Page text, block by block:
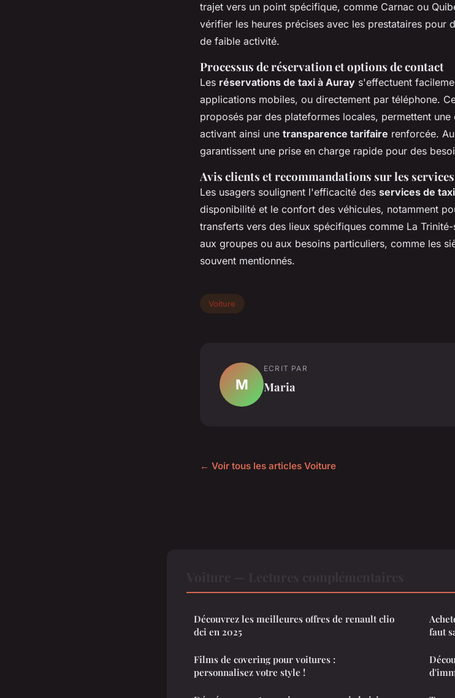
trajet vers un point spécifique, comme Carnac ou
vérifier les heures précises avec les prestataires pour
de faible activité.
Processus de réservation et options de contact
Les réservations de taxi à Auray s'effectuent
applications mobiles, ou directement par téléphone.
proposés par des plateformes locales, permettent
activant ainsi une transparence tarifaire renforcée.
garantissent une prise en charge rapide pour des
Avis clients et recommandations sur les
Les usagers soulignent l'efficacité des services de
disponibilité et le confort des véhicules, notamment
transferts vers des lieux spécifiques comme La
aux groupes ou aux besoins particuliers, comme les
souvent mentionnés.
Voiture
M
ECRIT PAR
Maria
← Voir tous les articles Voiture
Découvrez les meilleures offres de renault clio
dci en 2025
Films de covering pour voitures :
personnalisez votre style !
faut